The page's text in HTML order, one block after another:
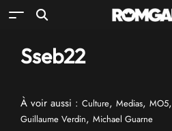
Sseb22
À voir aussi : Culture, Medias, MO5,
Guillaume Verdin, Michael Guarne